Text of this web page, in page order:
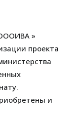
»
проекта
и